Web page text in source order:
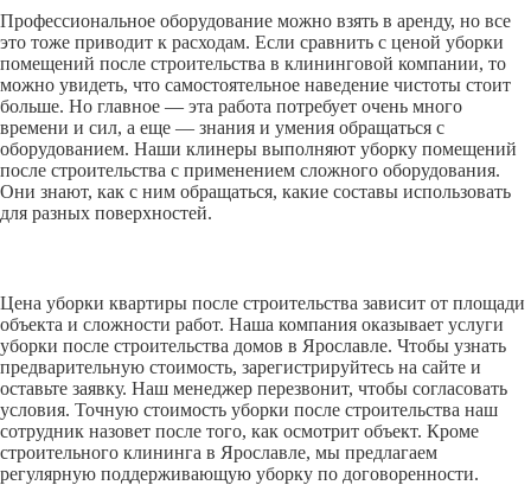
Профессиональное оборудование можно взять в аренду, но все
это тоже приводит к расходам. Если сравнить с ценой уборки
помещений после строительства в клининговой компании, то
можно увидеть, что самостоятельное наведение чистоты стоит
больше. Но главное — эта работа потребует очень много
времени и сил, а еще — знания и умения обращаться с
оборудованием. Наши клинеры выполняют уборку помещений
после строительства с применением сложного оборудования.
Они знают, как с ним обращаться, какие составы использовать
для разных поверхностей.
Цена уборки квартиры после строительства зависит от площади
объекта и сложности работ. Наша компания оказывает услуги
уборки после строительства домов в Ярославле. Чтобы узнать
предварительную стоимость, зарегистрируйтесь на сайте и
оставьте заявку. Наш менеджер перезвонит, чтобы согласовать
условия. Точную стоимость уборки после строительства наш
сотрудник назовет после того, как осмотрит объект. Кроме
строительного клининга в Ярославле, мы предлагаем
регулярную поддерживающую уборку по договоренности.